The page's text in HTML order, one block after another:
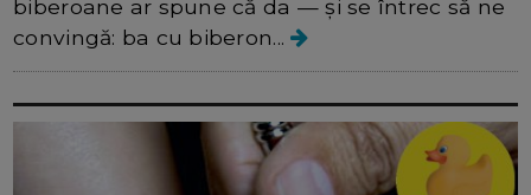
biberoane ar spune că da — și se întrec să ne
convingă: ba cu biberon...